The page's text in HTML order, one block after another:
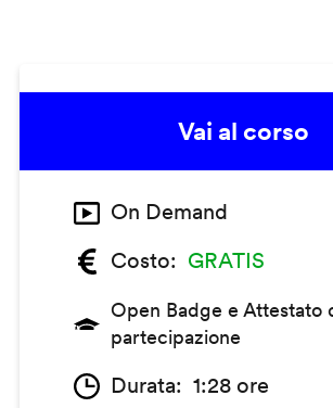
Vai al corso
On Demand
Costo
GRATIS
Open Badge e Attestato
partecipazione
Durata 1:28 ore